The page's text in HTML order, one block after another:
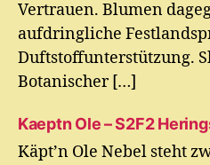
Vertrauen. Blumen
aufdringliche
Duftstoffunterstützung.
Botanischer […]
Kaeptn Ole – S2F2
Käpt’n Ole Nebel steht